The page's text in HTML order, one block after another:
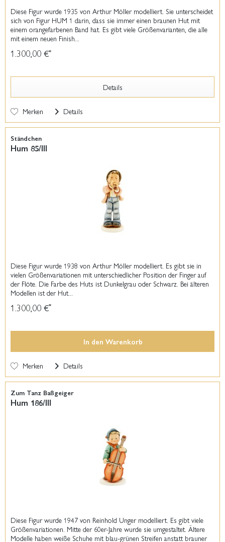
Diese Figur wurde 1935 von Arthur Möller modelliert. Sie unterscheidet
sich von Figur HUM 1 darin, dass sie immer einen braunen Hut mit
einem orangefarbenen Band hat. Es gibt viele Größenvarianten, die alle
mit einem neuen Finish...
1.300,00 €*
Details
Merken Details
Ständchen
Hum 85/III
Diese Figur wurde 1938 von Arthur Möller modelliert. Es gibt sie in
vielen Größenvariationen mit unterschiedlicher Position der Finger auf
der Flöte. Die Farbe des Huts ist Dunkelgrau oder Schwarz. Bei älteren
Modellen ist der Hut...
1.300,00 €*
In den Warenkorb
Merken Details
Zum Tanz Baßgeiger
Hum 186/III
Diese Figur wurde 1947 von Reinhold Unger modelliert. Es gibt viele
Größenvariationen. Mitte der 60er-Jahre wurde sie umgestaltet. Ältere
Modelle haben weiße Schuhe mit blau-grünen Streifen anstatt brauner